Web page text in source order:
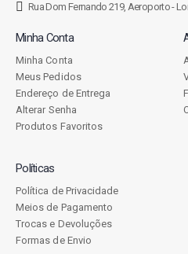
Rua Dom Fernando 219, Aeroporto -
Minha Conta
Minha Conta
Meus Pedidos
Endereço de Entrega
Alterar Senha
Produtos Favoritos
Políticas
Política de Privacidade
Meios de Pagamento
Trocas e Devoluções
Formas de Envio